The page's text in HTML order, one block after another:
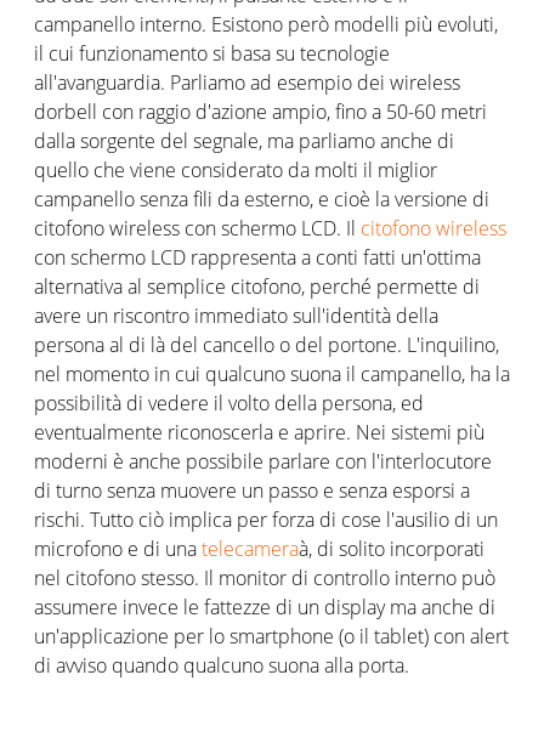
campanello interno. Esistono però modelli più evoluti,
il cui funzionamento si basa su tecnologie
all'avanguardia. Parliamo ad esempio dei wireless
dorbell con raggio d'azione ampio, fino a 50-60 metri
dalla sorgente del segnale, ma parliamo anche di
quello che viene considerato da molti il miglior
campanello senza fili da esterno, e cioè la versione di
citofono wireless con schermo LCD. Il citofono wireless
con schermo LCD rappresenta a conti fatti un'ottima
alternativa al semplice citofono, perché permette di
avere un riscontro immediato sull'identità della
persona al di là del cancello o del portone. L'inquilino,
nel momento in cui qualcuno suona il campanello, ha la
possibilità di vedere il volto della persona, ed
eventualmente riconoscerla e aprire. Nei sistemi più
moderni è anche possibile parlare con l'interlocutore
di turno senza muovere un passo e senza esporsi a
rischi. Tutto ciò implica per forza di cose l'ausilio di un
microfono e di unatelecameraà, di solito incorporati
nel citofono stesso. Il monitor di controllo interno può
assumere invece le fattezze di un display ma anche di
un'applicazione per lo smartphone (o il tablet) con alert
di avviso quando qualcuno suona alla porta.